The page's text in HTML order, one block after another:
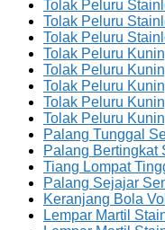
Tolak Peluru
Tolak Peluru
Tolak Peluru
Tolak Peluru
Tolak Peluru
Tolak Peluru
Tolak Peluru
Tolak Peluru
Palang Tunggal
Palang Bertingkat
Tiang Lompat
Palang Sejajar
Keranjang Bola
Lempar Martil